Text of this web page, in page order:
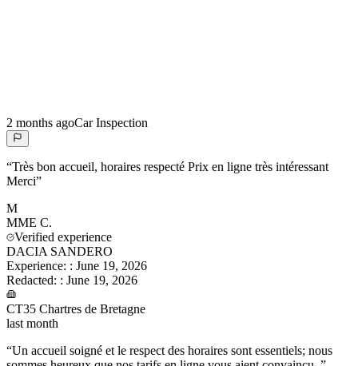
2 months agoCar Inspection
“Très bon accueil, horaires respecté Prix en ligne très intéressant
Merci”
M
MME C.
Verified experience
DACIA SANDERO
Experience: : June 19, 2026
Redacted: : June 19, 2026
CT35 Chartres de Bretagne
last month
“Un accueil soigné et le respect des horaires sont essentiels; nous